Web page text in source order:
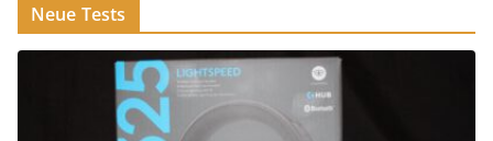
Neue Tests